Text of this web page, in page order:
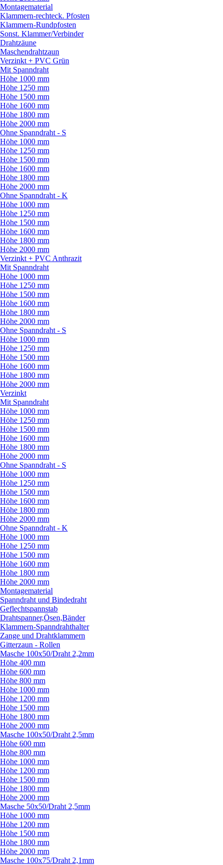
Montagematerial
Klammern-rechteck. Pfosten
Klammern-Rundpfosten
Sonst. Klammer/Verbinder
Drahtzäune
Maschendrahtzaun
Verzinkt + PVC Grün
Mit Spanndraht
Höhe 1000 mm
Höhe 1250 mm
Höhe 1500 mm
Höhe 1600 mm
Höhe 1800 mm
Höhe 2000 mm
Ohne Spanndraht - S
Höhe 1000 mm
Höhe 1250 mm
Höhe 1500 mm
Höhe 1600 mm
Höhe 1800 mm
Höhe 2000 mm
Ohne Spanndraht - K
Höhe 1000 mm
Höhe 1250 mm
Höhe 1500 mm
Höhe 1600 mm
Höhe 1800 mm
Höhe 2000 mm
Verzinkt + PVC Anthrazit
Mit Spanndraht
Höhe 1000 mm
Höhe 1250 mm
Höhe 1500 mm
Höhe 1600 mm
Höhe 1800 mm
Höhe 2000 mm
Ohne Spanndraht - S
Höhe 1000 mm
Höhe 1250 mm
Höhe 1500 mm
Höhe 1600 mm
Höhe 1800 mm
Höhe 2000 mm
Verzinkt
Mit Spanndraht
Höhe 1000 mm
Höhe 1250 mm
Höhe 1500 mm
Höhe 1600 mm
Höhe 1800 mm
Höhe 2000 mm
Ohne Spanndraht - S
Höhe 1000 mm
Höhe 1250 mm
Höhe 1500 mm
Höhe 1600 mm
Höhe 1800 mm
Höhe 2000 mm
Ohne Spanndraht - K
Höhe 1000 mm
Höhe 1250 mm
Höhe 1500 mm
Höhe 1600 mm
Höhe 1800 mm
Höhe 2000 mm
Montagematerial
Spanndraht und Bindedraht
Geflechtspannstab
Drahtspanner,Ösen,Bänder
Klammern-Spanndrahthalter
Zange und Drahtklammern
Gitterzaun - Rollen
Masche 100x50/Draht 2,2mm
Höhe 400 mm
Höhe 600 mm
Höhe 800 mm
Höhe 1000 mm
Höhe 1200 mm
Höhe 1500 mm
Höhe 1800 mm
Höhe 2000 mm
Masche 100x50/Draht 2,5mm
Höhe 600 mm
Höhe 800 mm
Höhe 1000 mm
Höhe 1200 mm
Höhe 1500 mm
Höhe 1800 mm
Höhe 2000 mm
Masche 50x50/Draht 2,5mm
Höhe 1000 mm
Höhe 1200 mm
Höhe 1500 mm
Höhe 1800 mm
Höhe 2000 mm
Masche 100x75/Draht 2,1mm